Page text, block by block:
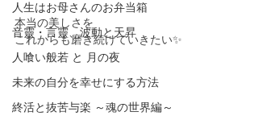
人生はお母さんのお弁当箱
音靈・言靈、波動と天昇
人喰い般若 と 月の夜
未来の自分を幸せにする方法
終活と抜苦与楽 ～魂の世界編～
本当の美しさを
これからも磨き続けていきたい✨